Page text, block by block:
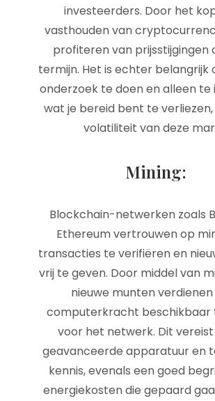
investeerders. Door het
vasthouden van
profiteren van prijsstijgingen
termijn. Het is echter belangrijk
onderzoek te doen en alleen
wat je bereid bent te verliezen,
volatiliteit van deze
Mining:
Blockchain-netwerken zoals
Ethereum vertrouwen op
transacties te verifiëren en
vrij te geven. Door middel van
nieuwe munten
computerkracht beschikbaar
voor het netwerk. Dit
geavanceerde apparatuur en
kennis, evenals een goed
energiekosten die gepaard